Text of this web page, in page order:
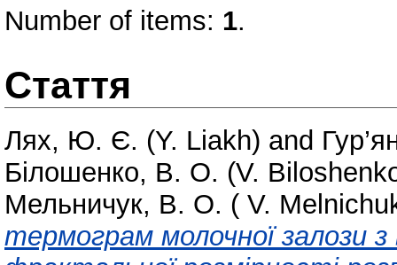
Number of items: 1.
Стаття
Лях, Ю. Є. (Y. Liakh) and
Білошенко, В. О. (V.
Мельничук, В. О. ( V.
термограм молочної залози